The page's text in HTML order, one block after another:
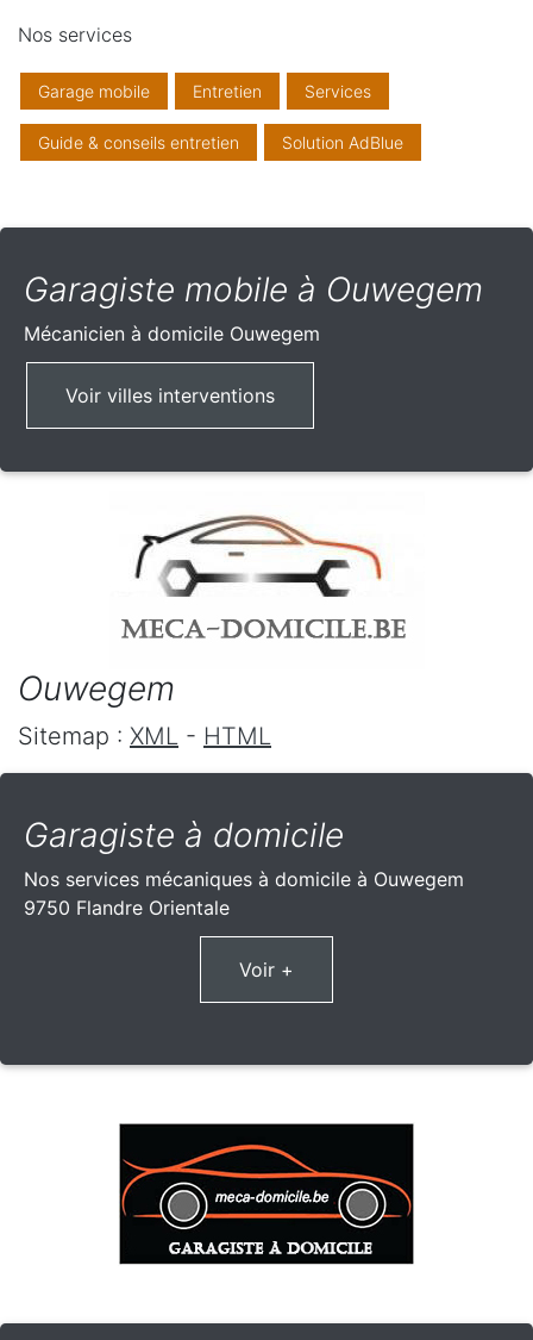
Nos services
Garage mobile Entretien Services
Guide & conseils entretien Solution AdBlue
Garagiste mobile à Ouwegem
Mécanicien à domicile Ouwegem
Voir villes interventions
Ouwegem
Sitemap : XML - HTML
Garagiste à domicile
Nos services mécaniques à domicile à Ouwegem
9750 Flandre Orientale
Voir +